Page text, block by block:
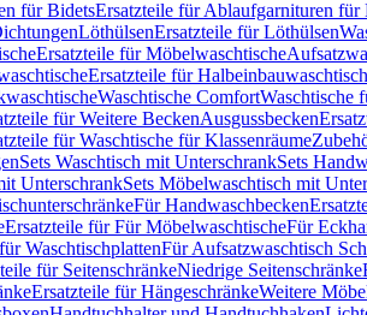
für BidetsErsatzteile für Ablaufgarnituren für
LöthülsenErsatzteile für Löthülsen
Ersatzteile für Möbelwaschtische
Ersatzteile für
Waschtische ComfortWaschtische
für Weitere BeckenAusgussbecken
für Waschtische für Klassenräume
Sets Waschtisch mit UnterschrankSets
UnterschrankSets Möbelwaschtisch mit
Für Handwaschbecken
Ersatzteile für Für MöbelwaschtischeFür
WaschtischplattenFür Aufsatzwaschtisch
für SeitenschränkeNiedrige Seitenschränke
Ersatzteile für HängeschränkeWeitere